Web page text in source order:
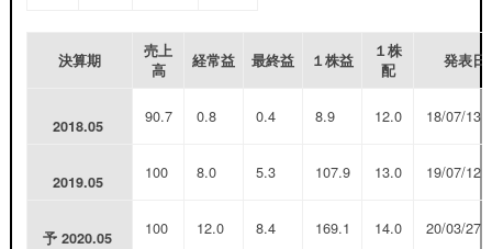
決算期
売上
高
経常益 最終益 １株益
１株
配
発表日
2018.05 90.7 0.8 0.4 8.9 12.0 18/07/13
2019.05 100 8.0 5.3 107.9 13.0 19/07/12
予2020.05 100 12.0 8.4 169.1 14.0 20/03/27